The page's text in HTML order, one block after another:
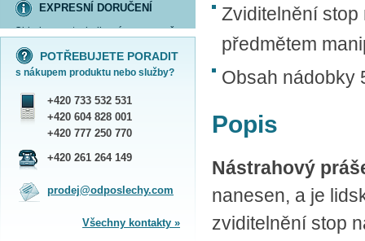
více informací »
EXPRESNÍ DORUČENÍ
Objednanou techniku vám expresně
Praha - DNES
ČR - ZÍTRA DO 17 HODIN
Dále zasíláme zboží Obchodním
balíkem České pošty nebo přepravní
službou PPL.
více informací »
SHOWROOM PRAHA
Náš sortiment si můžete
prohlédnout, vyzkoušet a zakoupit
Jsme zkušení odborníci a rádi vám s
více informací »
více informací »
POTŘEBUJETE PORADIT
s nákupem produktu nebo služby?
+420 733 532 531
+420 604 828 001
+420 777 250 770
+420 261 264 149
prodej@odposlechy.com
Všechny kontakty »
Zviditelnění stop
předmětem
Obsah nádobky
Popis
Nástrahový
nanesen, a je
zviditelnění stop